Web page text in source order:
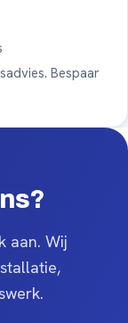
Bespaar
aan. Wij